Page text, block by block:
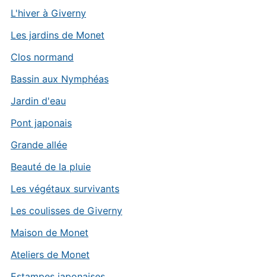
L'hiver à Giverny
Les jardins de Monet
Clos normand
Bassin aux Nymphéas
Jardin d'eau
Pont japonais
Grande allée
Beauté de la pluie
Les végétaux survivants
Les coulisses de Giverny
Maison de Monet
Ateliers de Monet